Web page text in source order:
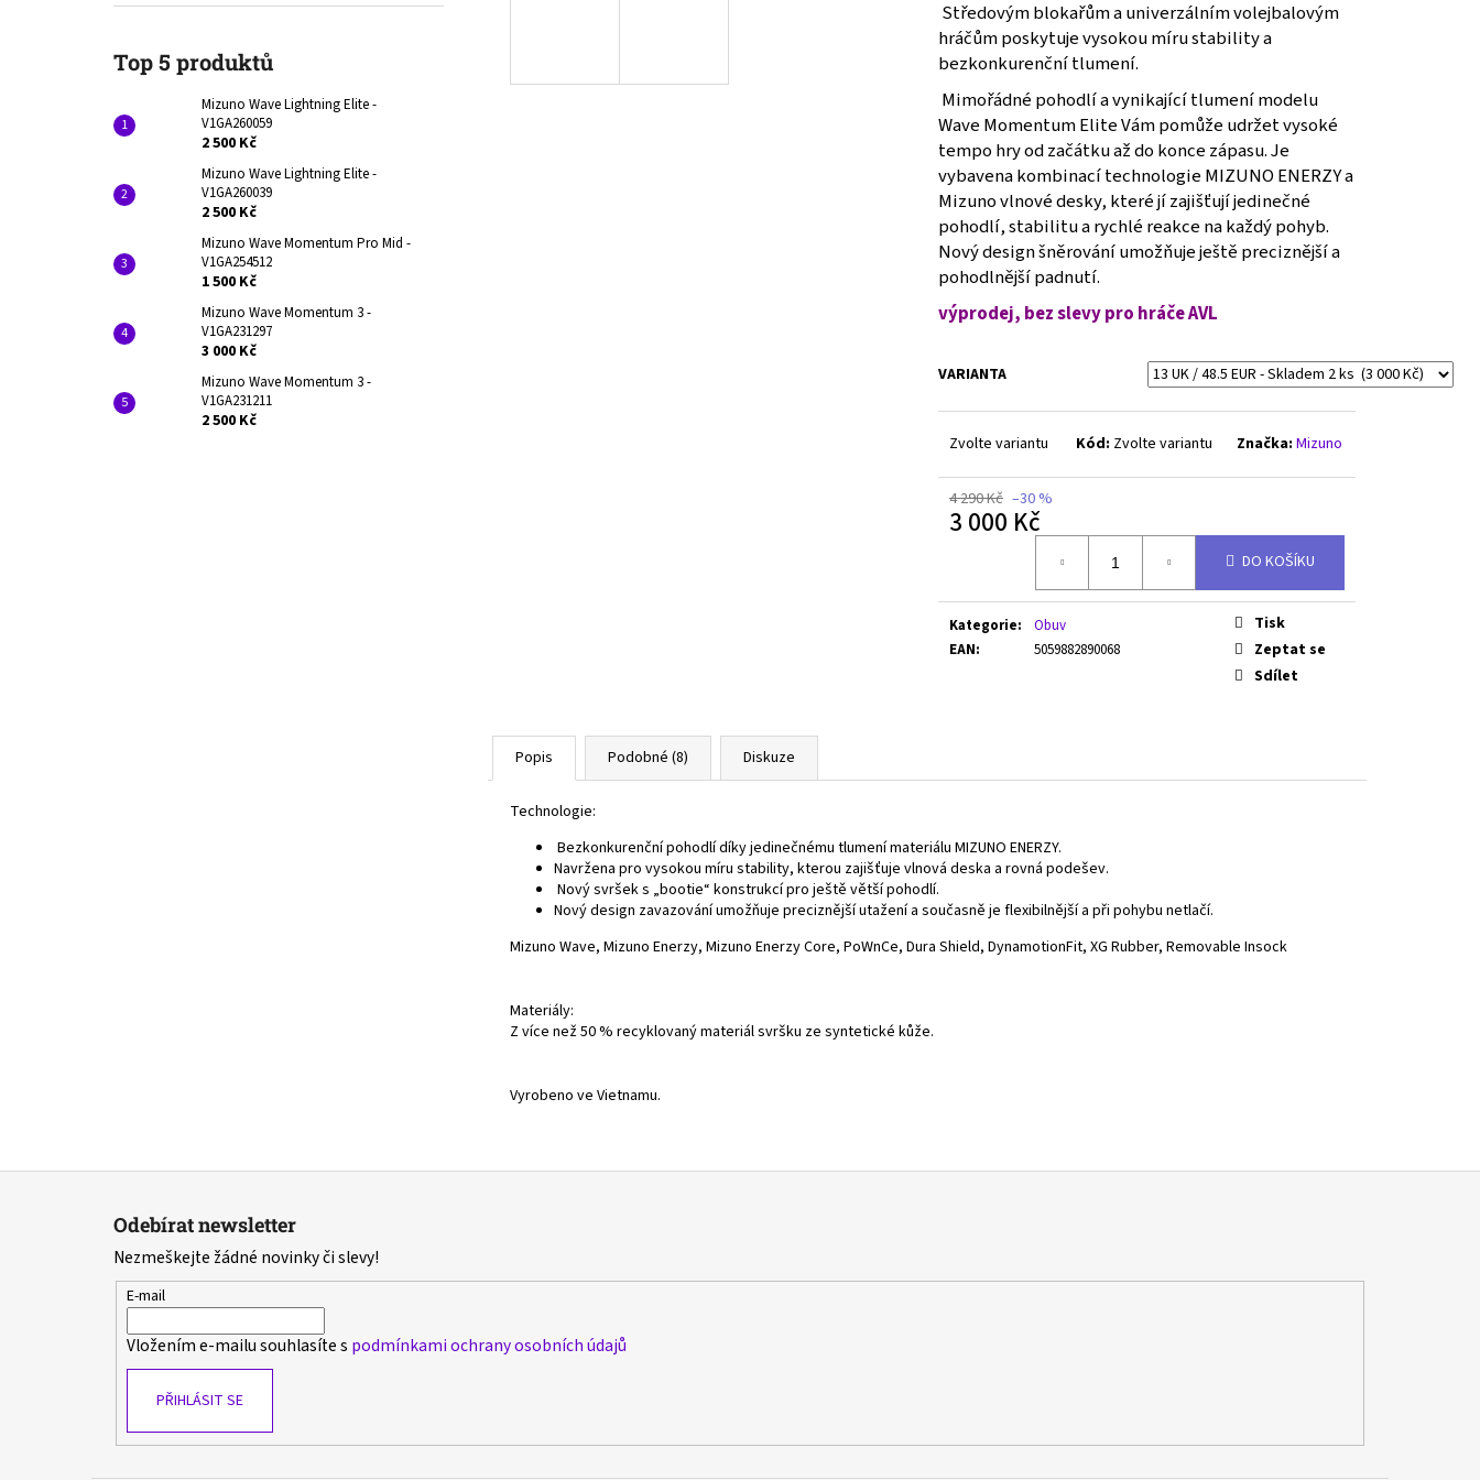
Top 5 produktů
Mizuno Wave Lightning Elite -
V1GA260059
2 500 Kč
Mizuno Wave Lightning Elite -
V1GA260039
2 500 Kč
Mizuno Wave Momentum Pro Mid -
V1GA254512
1 500 Kč
Mizuno Wave Momentum 3 -
V1GA231297
3 000 Kč
Mizuno Wave Momentum 3 -
V1GA231211
2 500 Kč
Středovým blokařům a univerzálním volejbalovým
hráčům poskytuje vysokou míru stability a
bezkonkurenční tlumení.
Mimořádné pohodlí a vynikající tlumení modelu
Wave Momentum Elite Vám pomůže udržet vysoké
tempo hry od začátku až do konce zápasu. Je
vybavena kombinací technologie MIZUNO ENERZY a
Mizuno vlnové desky, které jí zajišťují jedinečné
pohodlí, stabilitu a rychlé reakce na každý pohyb.
Nový design šněrování umožňuje ještě preciznější a
pohodlnější padnutí.
výprodej, bez slevy pro hráče AVL
VARIANTA
Zvolte variantu Kód: Zvolte variantu Značka: Mizuno
4 290 Kč –30 %
3 000 Kč
DO KOŠÍKU
Kategorie:
Obuv
EAN: 5059882890068
Tisk
Zeptat se
Sdílet
Popis Podobné (8) Diskuze
Technologie:
Bezkonkurenční pohodlí díky jedinečnému tlumení materiálu MIZUNO ENERZY.
Navržena pro vysokou míru stability, kterou zajišťuje vlnová deska a rovná podešev.
Nový svršek s „bootie“ konstrukcí pro ještě větší pohodlí.
Nový design zavazování umožňuje preciznější utažení a současně je flexibilnější a při pohybu netlačí.
Mizuno Wave, Mizuno Enerzy, Mizuno Enerzy Core, PoWnCe, Dura Shield, DynamotionFit, XG Rubber, Removable Insock
Materiály:
Z více než 50 % recyklovaný materiál svršku ze syntetické kůže.
Vyrobeno ve Vietnamu.
Původně: 3 990 Kč 2 990 Kč
Odebírat newsletter
Nezmeškejte žádné novinky či slevy!
E-mail
Vložením e-mailu souhlasíte s podmínkami ochrany osobních údajů
PŘIHLÁSIT SE